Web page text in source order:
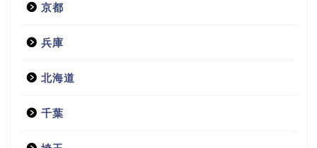
京都
兵庫
北海道
千葉